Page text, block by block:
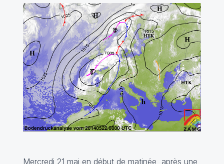
Mercredi 21 mai en début de matinée, après une